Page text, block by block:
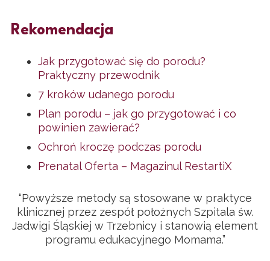
Rekomendacja
Jak przygotować się do porodu?
Praktyczny przewodnik
7 kroków udanego porodu
Plan porodu – jak go przygotować i co
powinien zawierać?
Ochroń kroczę podczas porodu
Prenatal Oferta – Magazinul RestartiX
“Powyższe metody są stosowane w praktyce
klinicznej przez zespół położnych Szpitala św.
Jadwigi Śląskiej w Trzebnicy i stanowią element
programu edukacyjnego Momama.”